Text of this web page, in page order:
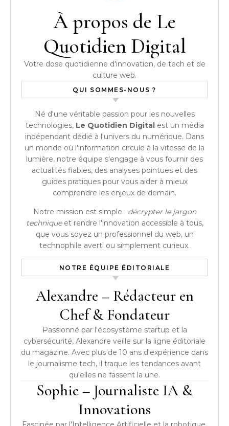
À propos de Le
Quotidien Digital
Votre dose quotidienne d'innovation, de tech et de
culture web.
QUI SOMMES-NOUS ?
Né d'une véritable passion pour les nouvelles
technologies, Le Quotidien Digitalest un média
indépendant dédié à l'univers du numérique. Dans
un monde où l'information circule à la vitesse de la
lumière, notre équipe s'engage à vous fournir des
actualités fiables, des analyses pointues et des
guides pratiques pour vous aider à mieux
comprendre les enjeux de demain.
Notre mission est simple : décrypter le jargon
techniqueet rendre l'innovation accessible à tous,
que vous soyez un professionnel du web, un
technophile averti ou simplement curieux.
NOTRE ÉQUIPE ÉDITORIALE
Alexandre – Rédacteur en
Chef & Fondateur
Passionné par l'écosystème startup et la
cybersécurité, Alexandre veille sur la ligne éditoriale
du magazine. Avec plus de 10 ans d'expérience dans
le journalisme tech, il traque les tendances avant
qu'elles ne fassent la une.
Sophie – Journaliste IA &
Innovations